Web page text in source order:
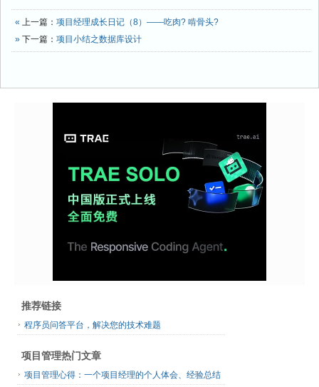
« 上一篇： 项目经理成长日记（8）——吃肉? 啃骨头?
» 下一篇： 项目小结之数据库设计
推荐链接
程序员问答平台，解决您的技术难题
项目管理热门文章
项目管理心得：一个项目经理的个人体会、经验总结